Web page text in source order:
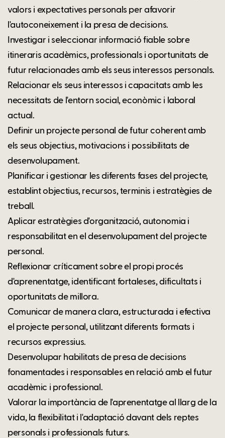
valors i expectatives personals per afavorir
l'autoconeixement i la presa de decisions.
Investigar i seleccionar informació fiable sobre
itineraris acadèmics, professionals i oportunitats de
futur relacionades amb els seus interessos personals.
Relacionar els seus interessos i capacitats amb les
necessitats de l'entorn social, econòmic i laboral
actual.
Definir un projecte personal de futur coherent amb
els seus objectius, motivacions i possibilitats de
desenvolupament.
Planificar i gestionar les diferents fases del projecte,
establint objectius, recursos, terminis i estratègies de
treball.
Aplicar estratègies d'organització, autonomia i
responsabilitat en el desenvolupament del projecte
personal.
Reflexionar críticament sobre el propi procés
d'aprenentatge, identificant fortaleses, dificultats i
oportunitats de millora.
Comunicar de manera clara, estructurada i efectiva
el projecte personal, utilitzant diferents formats i
recursos expressius.
Desenvolupar habilitats de presa de decisions
fonamentades i responsables en relació amb el futur
acadèmic i professional.
Valorar la importància de l'aprenentatge al llarg de la
vida, la flexibilitat i l'adaptació davant dels reptes
personals i professionals futurs.